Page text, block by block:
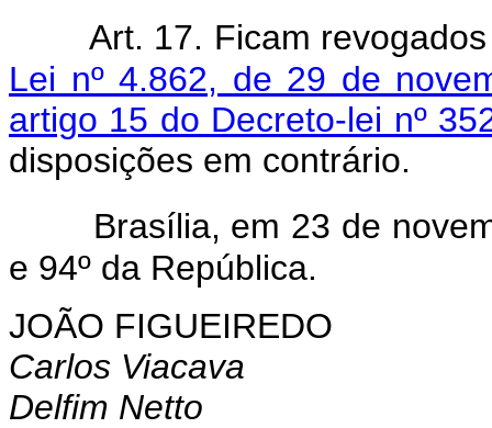
Art. 17. Ficam
Lei nº 4.862, de 29 de
artigo 15 do Decreto-lei nº
disposições em contrário.
Brasília, em 23 de
e 94º da República.
JOÃO FIGUEIREDO
Carlos Viacava
Delfim Netto